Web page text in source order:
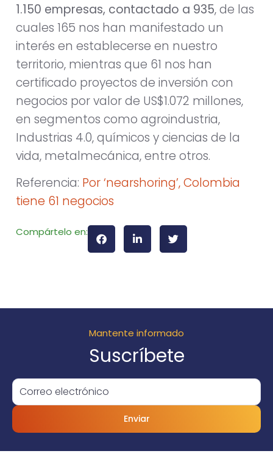
1.150 empresas, contactado a 935, de las
cuales 165 nos han manifestado un
interés en establecerse en nuestro
territorio, mientras que 61 nos han
certificado proyectos de inversión con
negocios por valor de US$1.072 millones,
en segmentos como agroindustria,
Industrias 4.0, químicos y ciencias de la
vida, metalmecánica, entre otros.
Referencia: Por ‘nearshoring’, Colombia
tiene 61 negocios
Compártelo en:
Mantente informado
Suscríbete
Enviar